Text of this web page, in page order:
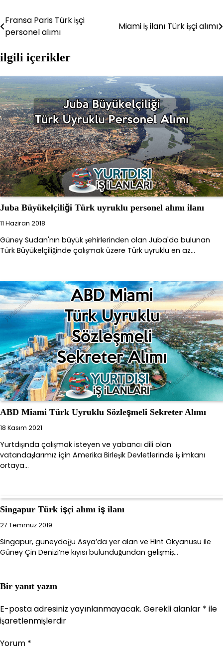
Yazı
gezinmesi
Fransa Paris Türk işçi
personel alımı
Miami iş ilanı Türk işçi alımı
ilgili içerikler
Juba Büyükelçiliği Türk uyruklu personel alımı ilanı
11 Haziran 2018
Güney Sudan'nın büyük şehirlerinden olan Juba'da bulunan
Türk Büyükelçiliğinde çalışmak üzere Türk uyruklu en az…
ABD Miami Türk Uyruklu Sözleşmeli Sekreter Alımı
18 Kasım 2021
Yurtdışında çalışmak isteyen ve yabancı dili olan
vatandaşlarımız için Amerika Birleşik Devletlerinde iş imkanı
ortaya…
Singapur Türk işçi alımı iş ilanı
27 Temmuz 2019
Singapur, güneydoğu Asya’da yer alan ve Hint Okyanusu ile
Güney Çin Denizi’ne kıyısı bulunduğundan gelişmiş…
Bir yanıt yazın
E-posta adresiniz yayınlanmayacak. Gerekli alanlar * ile
işaretlenmişlerdir
Yorum *